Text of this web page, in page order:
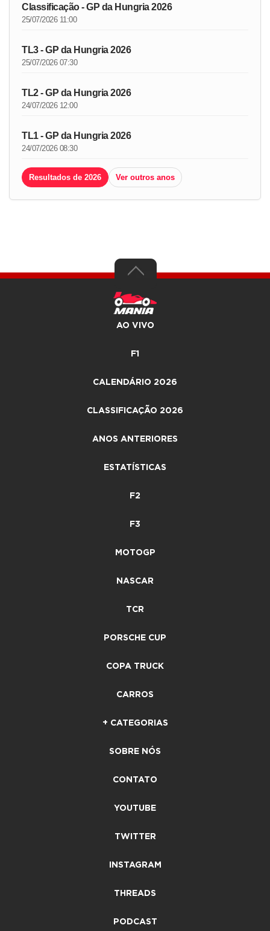
Classificação - GP da Hungria 2026
25/07/2026 11:00
TL3 - GP da Hungria 2026
25/07/2026 07:30
TL2 - GP da Hungria 2026
24/07/2026 12:00
TL1 - GP da Hungria 2026
24/07/2026 08:30
Resultados de 2026 Ver outros anos
AO VIVO
F1
CALENDÁRIO 2026
CLASSIFICAÇÃO 2026
ANOS ANTERIORES
ESTATÍSTICAS
F2
F3
MOTOGP
NASCAR
TCR
PORSCHE CUP
COPA TRUCK
CARROS
+ CATEGORIAS
SOBRE NÓS
CONTATO
YOUTUBE
TWITTER
INSTAGRAM
THREADS
PODCAST